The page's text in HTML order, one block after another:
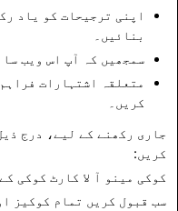
اپنی ترجیحات کو یاد
بنائیں۔
سمجھیں کہ آپ اس ویب
متعلقہ اشتہارات
کریں۔
جاری رکھنے کے لیے، درج
کریں:
کوکی مینو آ لا کارٹ کوکی
سب قبول کریں تمام کوکیز